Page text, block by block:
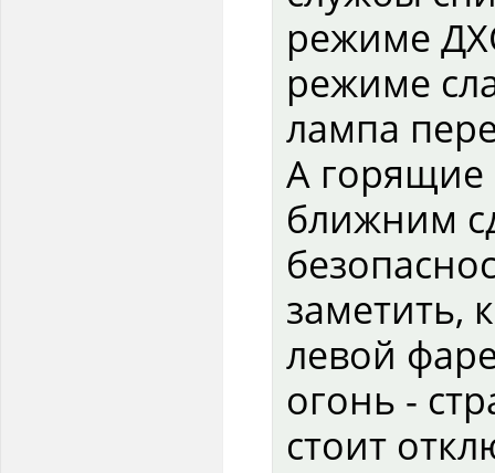
режиме
режиме
лампа
А горящие
ближним
заметить,
левой
огонь -
стоит